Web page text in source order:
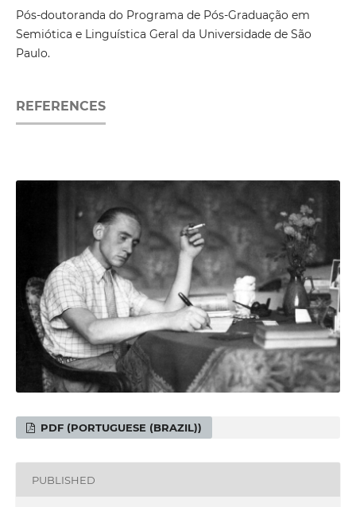
Pós-doutoranda do Programa de Pós-Graduação em
Semiótica e Linguística Geral da Universidade de São
Paulo.
REFERENCES
PDF (PORTUGUESE (BRAZIL))
PUBLISHED